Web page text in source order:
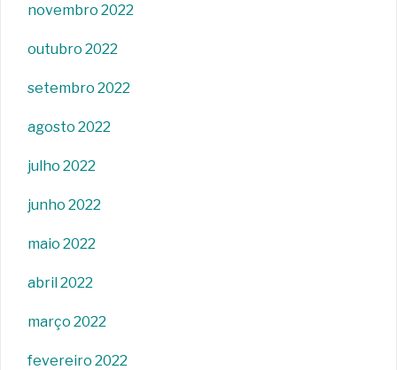
novembro 2022
outubro 2022
setembro 2022
agosto 2022
julho 2022
junho 2022
maio 2022
abril 2022
março 2022
fevereiro 2022